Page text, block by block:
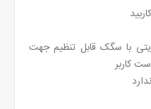
با سگک قابل تنظیم جهت
کاربر